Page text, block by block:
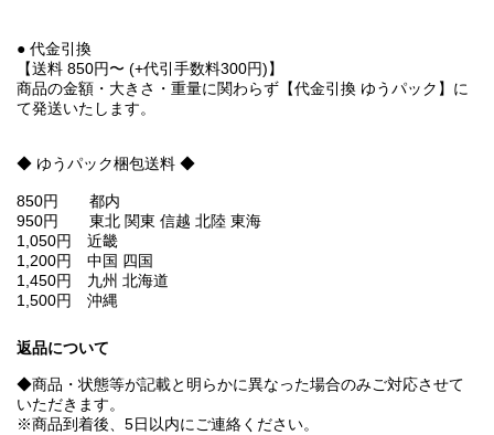
● 代金引換
【送料 850円〜 (+代引手数料300円)】
商品の金額・大きさ・重量に関わらず【代金引換 ゆうパック】に
て発送いたします。
◆ ゆうパック梱包送料 ◆
850円 都内
950円 東北 関東 信越 北陸 東海
1,050円 近畿
1,200円 中国 四国
1,450円 九州 北海道
1,500円 沖縄
返品について
◆商品・状態等が記載と明らかに異なった場合のみご対応させて
いただきます。
※商品到着後、5日以内にご連絡ください。